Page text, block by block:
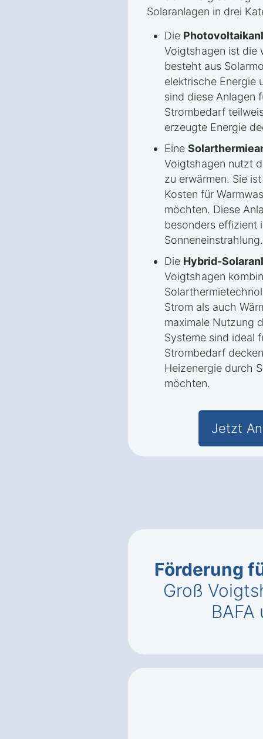
Solaranlagen in drei
Die
Voigtshagen ist die
besteht aus
elektrische Energie
sind diese Anlagen
Strombedarf
erzeugte Energie
Eine
Voigtshagen nutzt
zu erwärmen. Sie
Kosten für
möchten. Diese
besonders effizient
Sonneneinstrahlung.
Die Hybrid-
Voigtshagen
Strom als auch
maximale Nutzung
Systeme sind ideal
Strombedarf
Heizenergie durch
möchten.
Jetzt
Förderung
Groß